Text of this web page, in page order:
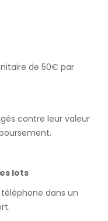
de 50€ par
contre leur valeur
lots
dans un